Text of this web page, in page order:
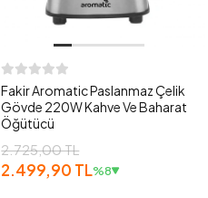
Fakir Aromatic Paslanmaz Çelik
Gövde 220W Kahve Ve Baharat
Öğütücü
2.725,00 TL
2.499,90 TL%8